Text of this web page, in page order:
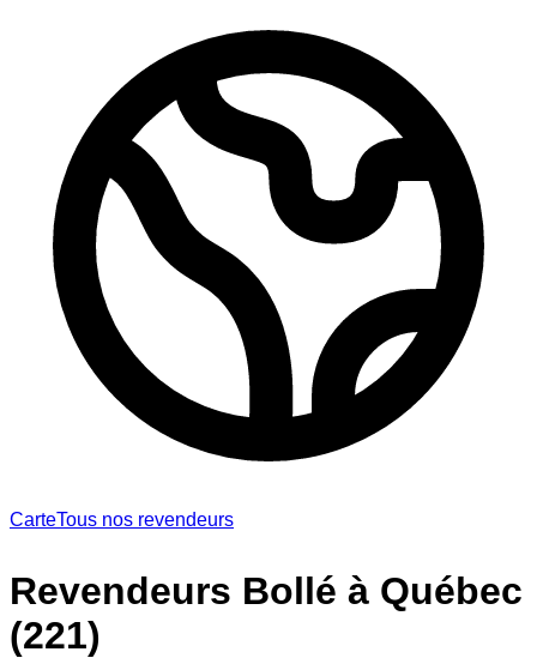
CarteTous nos revendeurs
Revendeurs Bollé à Québec
(221)